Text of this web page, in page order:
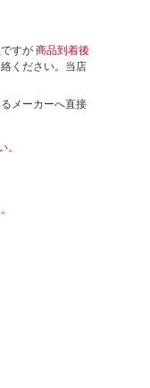
すが 商品到着後
ください。当店
メーカーへ直接